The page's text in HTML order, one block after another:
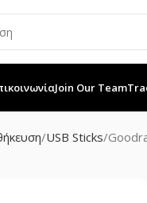
Join Our Team
USB Sticks